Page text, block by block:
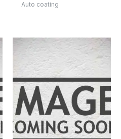
Auto coating